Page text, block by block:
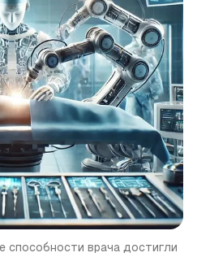
врача достигли